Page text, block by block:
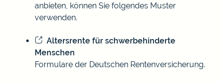
anbieten, können Sie folgendes Muster
verwenden.
Altersrente für schwerbehinderte
Menschen
Formulare der Deutschen Rentenversicherung.